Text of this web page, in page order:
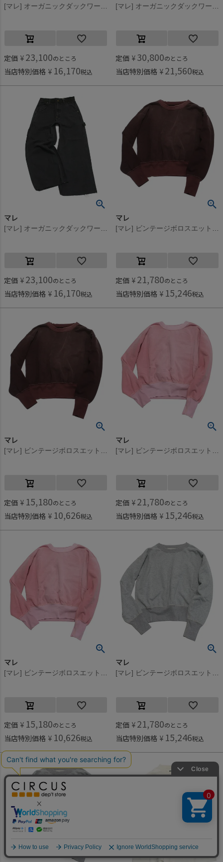
定価 ¥ 23,100のところ
当店特別価格 ¥ 16,170税込
定価 ¥ 30,800のところ
当店特別価格 ¥ 21,560税込
マレ
定価 ¥ 23,100のところ
当店特別価格 ¥ 16,170税込
マレ
定価 ¥ 21,780のところ
当店特別価格 ¥ 15,246税込
マレ
定価 ¥ 15,180のところ
当店特別価格 ¥ 10,626税込
マレ
定価 ¥ 21,780のところ
当店特別価格 ¥ 15,246税込
マレ
定価 ¥ 15,180のところ
当店特別価格 ¥ 10,626税込
マレ
定価 ¥ 21,780のところ
当店特別価格 ¥ 15,246税込
何かお探しですか？